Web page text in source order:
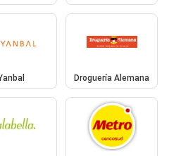
Droguería Alemana